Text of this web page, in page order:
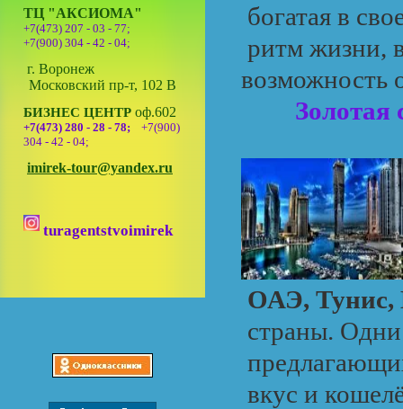
богатая в
ритм жизни,
возможность
Золотая
ОАЭ,
страны.
вкус и
ТЦ "АКСИОМА"
+7(473) 207 - 03 - 77;
+7(900) 304 - 42 - 04;
г. Воронеж
Московский пр-т, 102 В
БИЗНЕС ЦЕНТР оф.602
+7(473) 280 - 28 - 78; +7(900)
304 - 42 - 04;
imirek-tour@yandex.ru
turagentstvoimirek